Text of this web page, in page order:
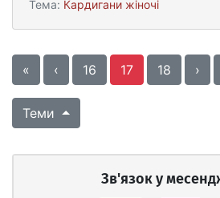
Тема: Кардигани жіночі
« ‹ 16 17 18 ›
Теми
Зв'язок у